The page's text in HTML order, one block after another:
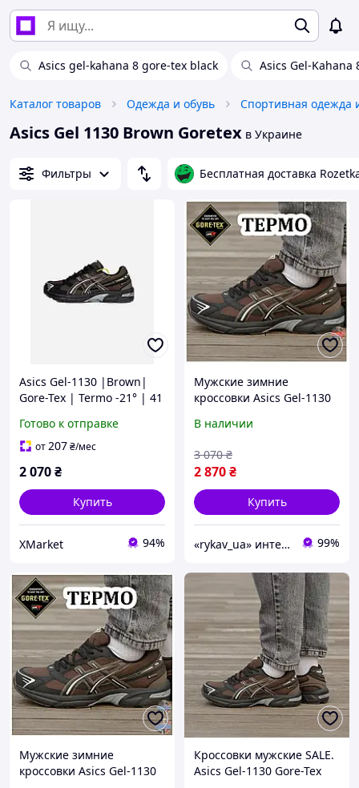
Asics gel-kahana 8 gore-tex black Asics Gel-Kahana
Каталог товаров Одежда и обувь Спортивная одежда
Asics Gel 1130 Brown Goretex в Украине
Фильтры Бесплатная доставка
Asics Gel-1130 |Brown|
Gore-Tex | Termo -21° | 41
Готово к отправке
от207₴/мес
2 070₴
Купить
XMarket 94%
Мужские зимние
кроссовки Asics Gel-1130
теплые коричневые
гортекс термо
В наличии
2 870₴
3 070 ₴
Купить
«rykav_ua» интернет магазин одежды и обуви 99%
Мужские зимние
кроссовки Asics Gel-1130
Кроссовки мужские SALE.
Asics Gel-1130 Gore-Tex